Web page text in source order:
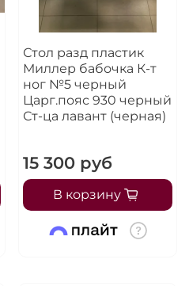
Стол разд пластик
Миллер бабочка К-т
ног №5 черный
Царг.пояс 930 черный
Ст-ца лавант (черная)
15 300 руб
В корзину